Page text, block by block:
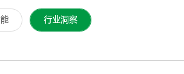
行业洞察